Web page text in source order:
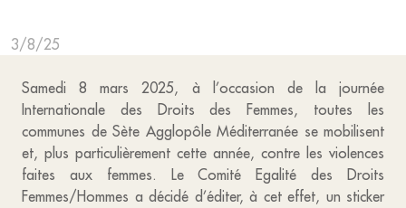
3/8/25
Samedi 8 mars 2025, à l’occasion de la journée
Internationale des Droits des Femmes, toutes les
communes de Sète Agglopôle Méditerranée se mobilisent
et, plus particulièrement cette année, contre les violences
faites aux femmes. Le Comité Egalité des Droits
Femmes/Hommes a décidé d’éditer, à cet effet, un sticker